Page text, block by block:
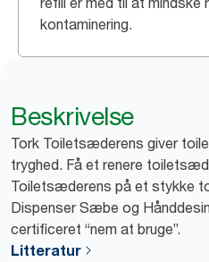
kontaminering.
Beskrivelse
Tork Toiletsæderens giver
tryghed. Få et renere
Toiletsæderens på et stykke
Dispenser Sæbe og
certificeret “nem at bruge”.
Litteratur